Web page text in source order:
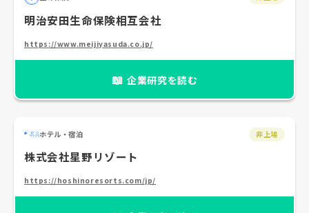
明治安田生命保険相互会社
https://www.meijiyasuda.co.jp/
📖 企業研究を読む
ホテル・宿泊 非上場
株式会社星野リゾート
https://hoshinoresorts.com/jp/